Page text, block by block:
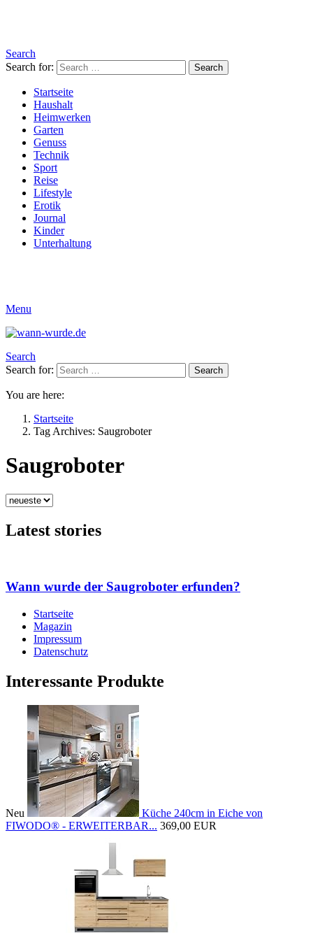
Search
Search for:
Search
Startseite
Haushalt
Heimwerken
Garten
Genuss
Technik
Sport
Reise
Lifestyle
Erotik
Journal
Kinder
Unterhaltung
Menu
Search
Search for:
Search
You are here:
Startseite
Tag Archives: Saugroboter
Saugroboter
Latest stories
Wann wurde der Saugroboter erfunden?
Startseite
Magazin
Impressum
Datenschutz
Interessante Produkte
Neu
Küche 240cm in Eiche von
FIWODO® - ERWEITERBAR... 369,00 EUR